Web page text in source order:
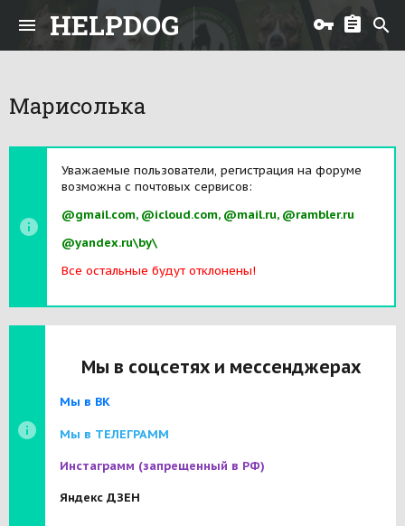
HELPDOG
Марисолька
Уважаемые пользователи, регистрация на форуме
возможна с почтовых сервисов:
@gmail.com, @icloud.com, @mail.ru, @rambler.ru
@yandex.ru\by\
Все остальные будут отклонены!
Мы в соцсетях и мессенджерах
Мы в ВК
Мы в ТЕЛЕГРАММ
Инстаграмм (запрещенный в РФ)
Яндекс ДЗЕН